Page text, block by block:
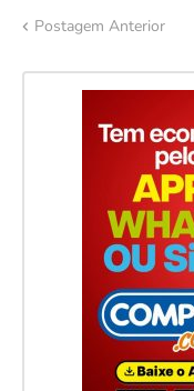
Postagem Anterior